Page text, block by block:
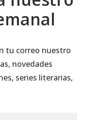
tu correo nuestro
novedades
series literarias,